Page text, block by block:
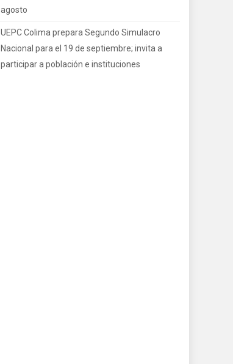
agosto
UEPC Colima prepara Segundo Simulacro
Nacional para el 19 de septiembre; invita a
participar a población e instituciones